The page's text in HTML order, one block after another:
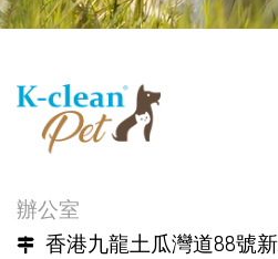
辦公室
香港九龍土瓜灣道88號